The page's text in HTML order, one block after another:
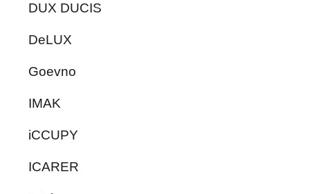
DUX DUCIS
DeLUX
Goevno
IMAK
iCCUPY
ICARER